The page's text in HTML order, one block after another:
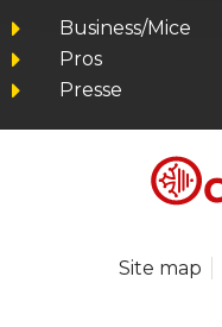
Business/Mice
Pros
Presse
Site map